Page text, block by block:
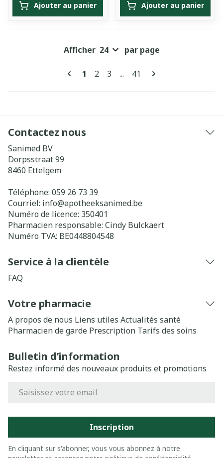
Ajouter au panier Ajouter au panier
Pages
Vous lisez actuellement la page
1 Page
2 Page
3 ... Page
41
Afficher par page
Contactez nous
Sanimed BV
Dorpsstraat 99
8460 Ettelgem
Téléphone: 059 26 73 39
Courriel: info@apotheeksanimed.be
Numéro de licence: 350401
Pharmacien responsable: Cindy Bulckaert
Numéro TVA: BE0448804548
Service à la clientèle
FAQ
Votre pharmacie
A propos de nous Liens utiles Actualités santé
Pharmacien de garde Prescription Tarifs des soins
Bulletin d’information
Restez informé des nouveaux produits et promotions
Inscription
En cliquant sur s'abonner, vous vous abonnez à notre